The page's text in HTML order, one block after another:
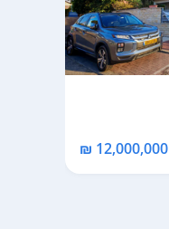
12,000,000 ₪